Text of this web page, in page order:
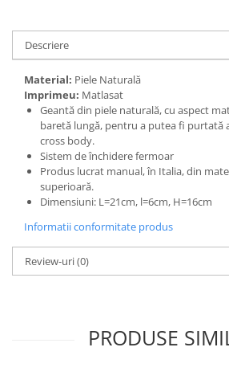
Descriere
Material: Piele Naturală
Imprimeu: Matlasat
Geantă din piele naturală, cu aspect
baretă lungă, pentru a putea fi purtată
cross body.
Sistem de închidere fermoar
Produs lucrat manual, în Italia, din
superioară.
Dimensiuni: L=21cm, l=6cm, H=16cm
Informatii conformitate produs
Review-uri(0)
PRODUSE